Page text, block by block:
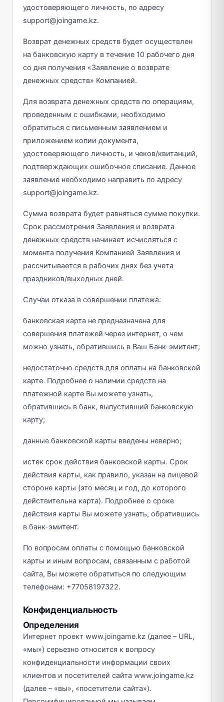
удостоверяющего личность, по адресу
support@joingame.kz.
Возврат денежных средств будет осуществлен
на банковскую карту в течение 10 рабочего дня
со дня получения «Заявление о возврате
денежных средств» Компанией.
Для возврата денежных средств по операциям,
проведенным с ошибками, необходимо
обратиться с письменным заявлением и
приложением копии документа,
удостоверяющего личность, и чеков/квитанций,
подтверждающих ошибочное списание. Данное
заявление необходимо направить по адресу
support@joingame.kz.
Сумма возврата будет равняться сумме покупки.
Срок рассмотрения Заявления и возврата
денежных средств начинает исчисляться с
момента получения Компанией Заявления и
рассчитывается в рабочих днях без учета
праздников/выходных дней.
Случаи отказа в совершении платежа:
банковская карта не предназначена для
совершения платежей через интернет, о чем
можно узнать, обратившись в Ваш Банк-эмитент;
недостаточно средств для оплаты на банковской
карте. Подробнее о наличии средств на
платежной карте Вы можете узнать,
обратившись в банк, выпустивший банковскую
карту;
данные банковской карты введены неверно;
истек срок действия банковской карты. Срок
действия карты, как правило, указан на лицевой
стороне карты (это месяц и год, до которого
действительна карта). Подробнее о сроке
действия карты Вы можете узнать, обратившись
в банк-эмитент.
По вопросам оплаты с помощью банковской
карты и иным вопросам, связанным с работой
сайта, Вы можете обратиться по следующим
телефонам: +77058197322.
Конфиденциальность
Определения
Интернет проект www.joingame.kz (далее – URL,
«мы») серьезно относится к вопросу
конфиденциальности информации своих
клиентов и посетителей сайта www.joingame.kz
(далее – «вы», «посетители сайта»).